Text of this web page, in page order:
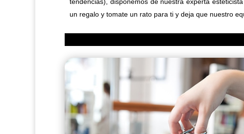
un regalo y tomate un rato para ti y deja que nuestro